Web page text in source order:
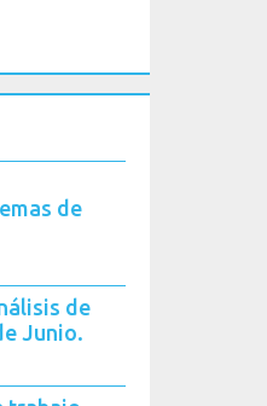
de
de
Junio.